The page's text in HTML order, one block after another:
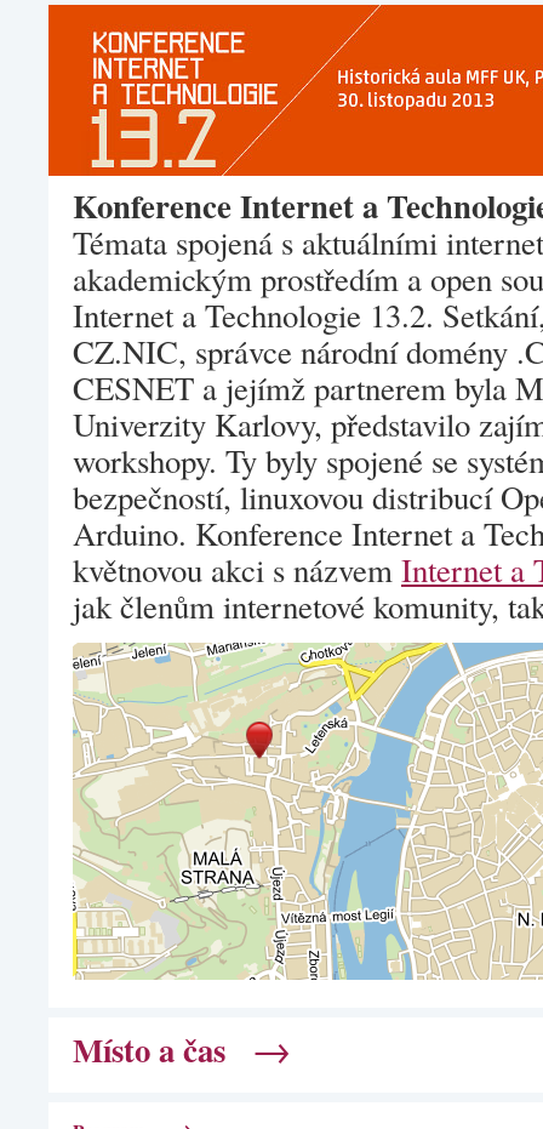
Konference Internet a
Témata spojená s aktuálními
akademickým prostředím a open
Internet a Technologie 13.2.
CZ.NIC, správce národní domény
CESNET a jejímž partnerem byla
Univerzity Karlovy, představilo
workshopy. Ty byly spojené se
bezpečností, linuxovou distribucí
Arduino. Konference Internet a
květnovou akci s názvemInternet a
jak členům internetové komunity,
Místo a čas →